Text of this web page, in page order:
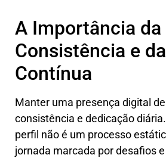
A Importância da
Consistência e
Contínua
Manter uma presença digital
consistência e dedicação
perfil não é um processo
jornada marcada por desafios